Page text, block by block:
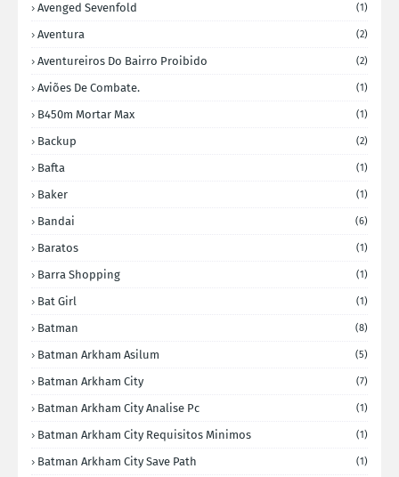
Avenged Sevenfold (1)
Aventura (2)
Aventureiros Do Bairro Proibido (2)
Aviões De Combate. (1)
B450m Mortar Max (1)
Backup (2)
Bafta (1)
Baker (1)
Bandai (6)
Baratos (1)
Barra Shopping (1)
Bat Girl (1)
Batman (8)
Batman Arkham Asilum (5)
Batman Arkham City (7)
Batman Arkham City Analise Pc (1)
Batman Arkham City Requisitos Minimos (1)
Batman Arkham City Save Path (1)